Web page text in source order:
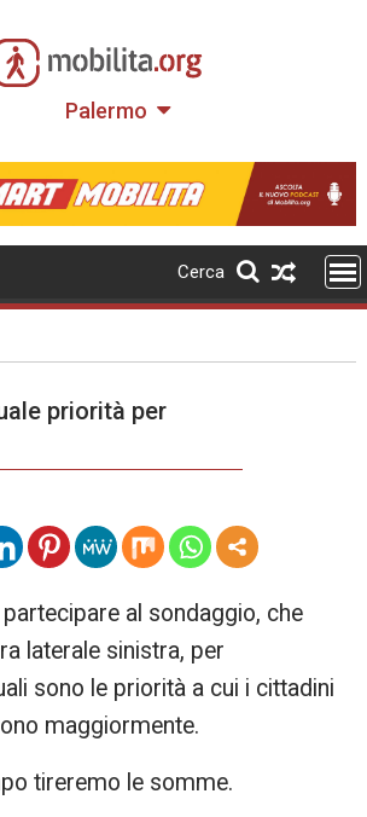
Palermo
Cerca
priorità per
re
al sondaggio, che
laterale sinistra, per
sono le priorità a cui i cittadini
maggiormente.
tireremo le somme.